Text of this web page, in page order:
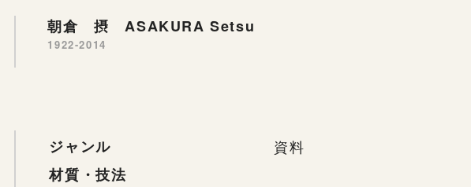
朝倉 摂 ASAKURA Setsu
1922-2014
ジャンル
資料
材質・技法